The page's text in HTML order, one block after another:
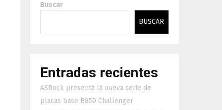
Buscar
BUSCAR
Entradas recientes
ASRock presenta la nueva serie de
placas base B850 Challenger